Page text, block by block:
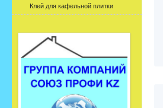
Клей для кафельной плитки